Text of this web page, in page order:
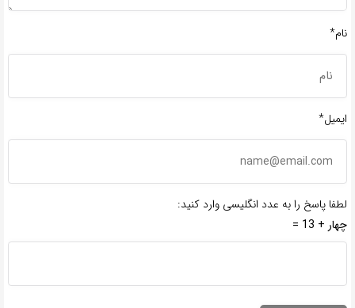
نام*
ایمیل*
لطفا پاسخ را به عدد انگلیسی وارد کنید:
چهار + 13 =